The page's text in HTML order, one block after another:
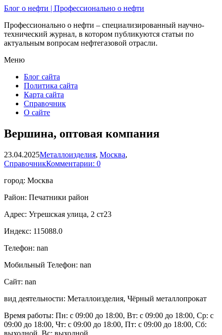
Блог о нефти | Профессионально о нефти
Профессионально о нефти – специализированный научно-
технический журнал, в котором публикуются статьи по
актуальным вопросам нефтегазовой отрасли.
Меню
Блог сайта
Политика сайта
Карта сайта
Справочник
О сайте
Вершина, оптовая компания
23.04.2025Металлоизделия, Москва,
СправочникКомментарии: 0
город: Москва
Район: Печатники район
Адрес: Угрешская улица, 2 ст23
Индекс: 115088.0
Телефон: nan
Мобильный Телефон: nan
Сайт: nan
вид деятельности: Металлоизделия, Чёрный металлопрокат
Время работы: Пн: с 09:00 до 18:00, Вт: с 09:00 до 18:00, Ср: с
09:00 до 18:00, Чт: с 09:00 до 18:00, Пт: с 09:00 до 18:00, Сб:
выходной, Вс: выходной